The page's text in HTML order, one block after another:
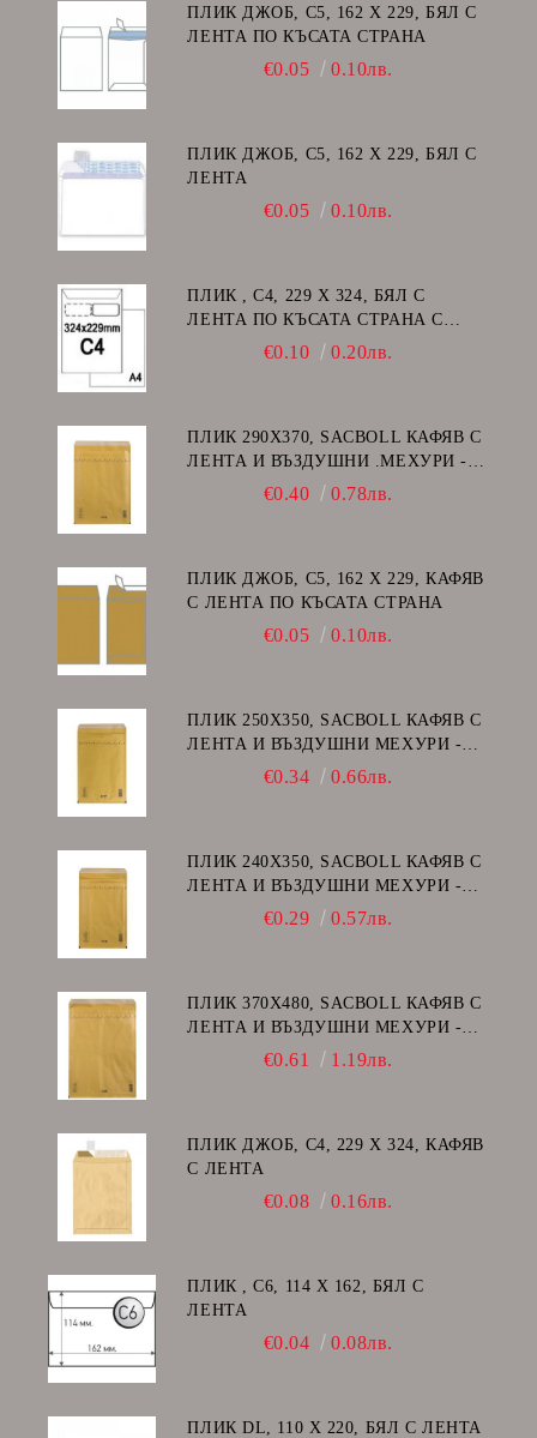
ПЛИК ДЖОБ, C5, 162 Х 229, БЯЛ С
ЛЕНТА ПО КЪСАТА СТРАНА
€0.05 0.10лв.
ПЛИК ДЖОБ, C5, 162 Х 229, БЯЛ С
ЛЕНТА
€0.05 0.10лв.
ПЛИК , C4, 229 Х 324, БЯЛ С
ЛЕНТА ПО КЪСАТА СТРАНА С
ДЕСЕН ПРОЗОРЕЦ
€0.10 0.20лв.
ПЛИК 290Х370, SACBOLL КАФЯВ С
ЛЕНТА И ВЪЗДУШНИ .МЕХУРИ -
€0.40 0.78лв.
ПЛИК ДЖОБ, C5, 162 Х 229, КАФЯВ
С ЛЕНТА ПО КЪСАТА СТРАНА
€0.05 0.10лв.
ПЛИК 250Х350, SACBOLL КАФЯВ С
ЛЕНТА И ВЪЗДУШНИ МЕХУРИ -
€0.34 0.66лв.
ПЛИК 240Х350, SACBOLL КАФЯВ С
ЛЕНТА И ВЪЗДУШНИ МЕХУРИ -
€0.29 0.57лв.
ПЛИК 370Х480, SACBOLL КАФЯВ С
ЛЕНТА И ВЪЗДУШНИ МЕХУРИ -
€0.61 1.19лв.
ПЛИК ДЖОБ, C4, 229 Х 324, КАФЯВ
С ЛЕНТА
€0.08 0.16лв.
ПЛИК , C6, 114 Х 162, БЯЛ С
ЛЕНТА
€0.04 0.08лв.
ПЛИК DL, 110 Х 220, БЯЛ С ЛЕНТА